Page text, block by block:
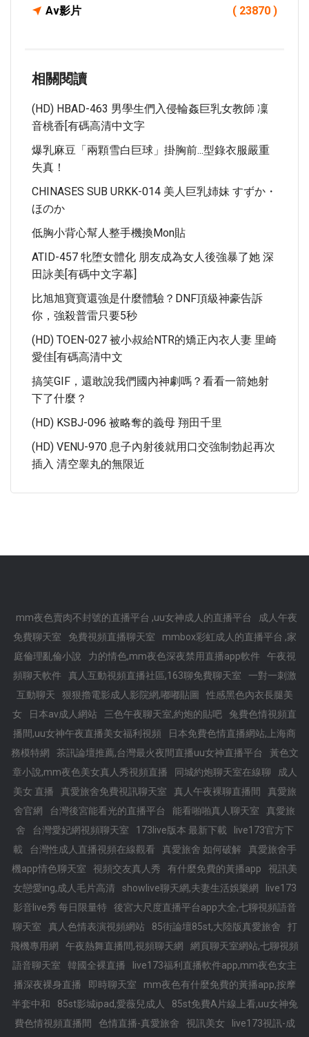
Av影片 ( 23870 )
相關閱讀
(HD) HBAD-463 男學生們入侵輪姦巨乳女教師 凜
音桃香[有碼高清中文字
爆乳麻豆「兩顆雪白巨球」掛胸前...型錄衣服嚴重
失真！
CHINASES SUB URKK-014 美人巨乳姉妹 すずか・
ほのか
低胸小背心幫人整手機換Mon貼
ATID-457 牝堕女體化 朋友成為女人後強暴了她 深
田詠美[有碼中文字幕]
比旭旭寶寶還強是什麼體驗？DNF頂級神豪告訴
你，強殺普雷只要5秒
(HD) TOEN-027 被小叔給NTR的矯正內衣人妻 里崎
愛佳[有碼高清中文
搞笑GIF，還敢說我們國內神劇嗎？看看一箭她射
下了什麼？
(HD) KSBJ-096 被略奪的義母 翔田千里
(HD) VENU-970 息子內射後就用口交強制勃起再次
插入 清空睾丸的無限近
mm夜色賣肉不封號的直播平台 ,uu女神成人的直播平台
成人午夜
免費聊天室
免費視頻直播聊天室
mmbox彩虹成人的直播平台 ,家
庭倫理亂倫小說
力的情色,mm夜色深夜禁用直播app軟件
午夜視
頻聊天軟件
真人互動視頻直播社區,163聊免費聊天室
一對一刺激
互動聊天
狠狠擼電影成人影院網,嘟嘟貼圖
性感黑色內衣長腿美
女
日本av成人網站 三色午夜聊天室,約炮的貼吧
兔費色情視頻直
播間,uu女神午夜直播美女福利視頻
日本免費色情直播網站,上海商
務模特網
茶訊論壇推薦,台灣最火夜間直播uu女神直播平台
黃色文
章小說,mm夜色美女真人秀視頻直播
同城約炮聊天室在線聊
成人
美女 直播
真愛旅舍免費視訊聊天室 真人午夜裸聊直播間
真愛旅
舍官網
台灣後宮能看光的直播平台 能看啪啪真人聊天室
真愛旅
舍
台灣愛妃網視頻聊天室 173live版本 最新下載
live173官方下
載
台灣性成人直播視頻在線觀看 真愛旅舍 如何破解
真愛旅舍手
機app情色聊天室
視頻交友真人秀 有什麼免費的黃播app
視訊美
女戀愛ing,成人毛片高清
showlive聊天網,夫妻生活娛樂網
live173
影音live秀 每日限量特
後宮大尺度直播平台app大全,七聊視頻語音
聊天室
真人色情表演視頻網站 85街論壇85st,大陸版真愛旅舍
打
飛機專用網
午夜熱舞直播間,視頻聊天網
網頁聊天室網站,七聊視頻
語音聊天室
韓國全裸直播
live173福利直播軟件app,mm夜色女主
播深夜裸身直播
即時聊天室
mm夜色有什麼免費的黃播app,按摩
半套中和
85st影城ipad,愛薇兒成人
85st免費A片線上看,uu女神兔
費色情視頻直播間
色情直播-真愛旅舍 視訊美女 live173視訊-成